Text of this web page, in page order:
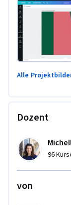
Alle
Dozent
96
von